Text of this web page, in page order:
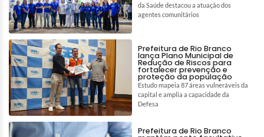
da Saúde destacou a atuação dos
agentes comunitários
Prefeitura de Rio Branco
lança Plano Municipal de
Redução de Riscos para
fortalecer prevenção e
proteção da população
Estudo mapeia 87 áreas vulneráveis da
capital e amplia a capacidade da
Defesa
Prefeitura de Rio Branco